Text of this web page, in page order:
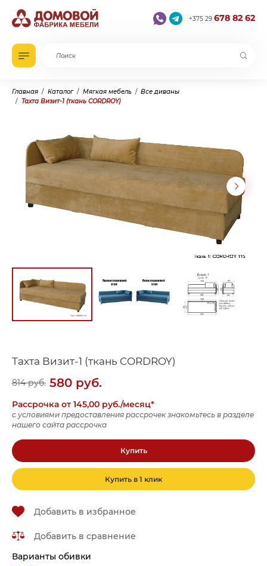
+375 29 678 82 62
Главная Каталог Мягкая мебель
Все диваны
Тахта Визит-1 (ткань CORDROY)
Тахта Визит-1 (ткань CORDROY)
814руб. 580 руб.
Рассрочка от 145,00 руб./месяц*
с условиями предоставления рассрочек знакомьтесь в разделе
нашего сайта рассрочка
Купить
Купить в 1 клик
Добавить в избранное
Добавить в сравнение
Варианты обивки